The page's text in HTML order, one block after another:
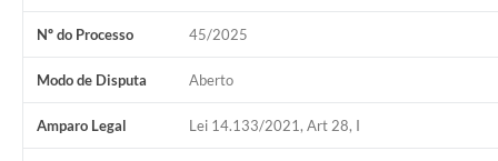
Nº do Processo 45/2025
Modo de Disputa Aberto
Amparo Legal Lei 14.133/2021, Art 28, I